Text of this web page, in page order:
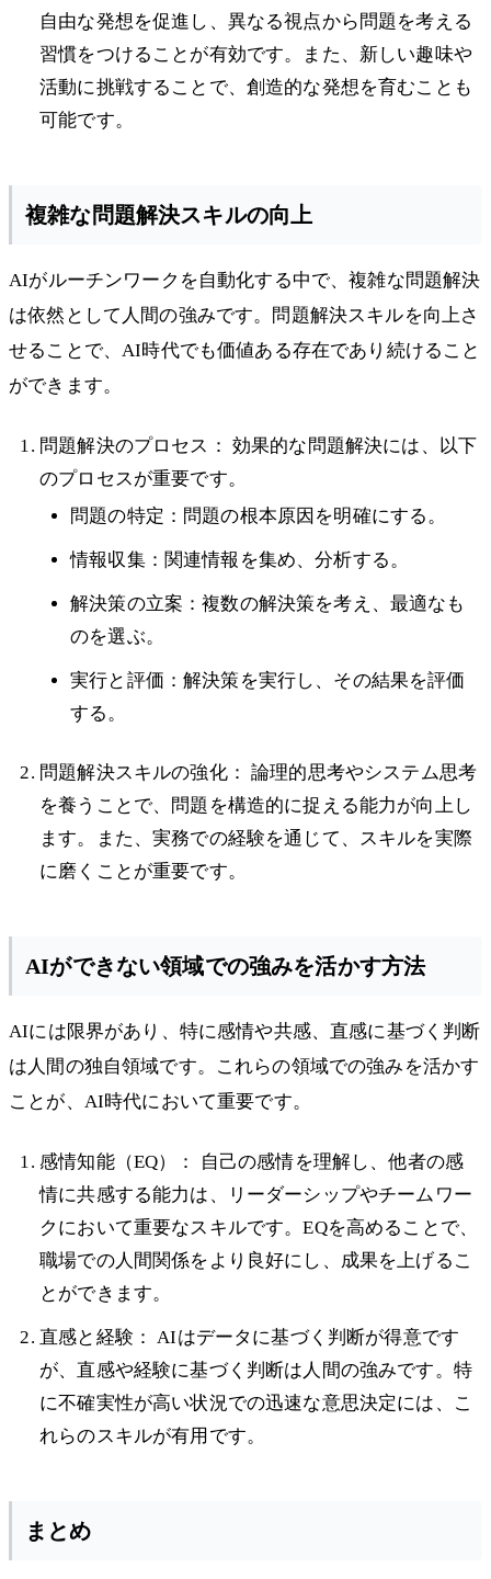
自由な発想を促進し、異なる視点から問題を考える
習慣をつけることが有効です。また、新しい趣味や
活動に挑戦することで、創造的な発想を育むことも
可能です。
複雑な問題解決スキルの向上
AIがルーチンワークを自動化する中で、複雑な問題解決
は依然として人間の強みです。問題解決スキルを向上さ
せることで、AI時代でも価値ある存在であり続けること
ができます。
問題解決のプロセス： 効果的な問題解決には、以下
のプロセスが重要です。
問題の特定：問題の根本原因を明確にする。
情報収集：関連情報を集め、分析する。
解決策の立案：複数の解決策を考え、最適なも
のを選ぶ。
実行と評価：解決策を実行し、その結果を評価
する。
問題解決スキルの強化： 論理的思考やシステム思考
を養うことで、問題を構造的に捉える能力が向上し
ます。また、実務での経験を通じて、スキルを実際
に磨くことが重要です。
AIができない領域での強みを活かす方法
AIには限界があり、特に感情や共感、直感に基づく判断
は人間の独自領域です。これらの領域での強みを活かす
ことが、AI時代において重要です。
感情知能（EQ）： 自己の感情を理解し、他者の感
情に共感する能力は、リーダーシップやチームワー
クにおいて重要なスキルです。EQを高めることで、
職場での人間関係をより良好にし、成果を上げるこ
とができます。
直感と経験： AIはデータに基づく判断が得意です
が、直感や経験に基づく判断は人間の強みです。特
に不確実性が高い状況での迅速な意思決定には、こ
れらのスキルが有用です。
まとめ